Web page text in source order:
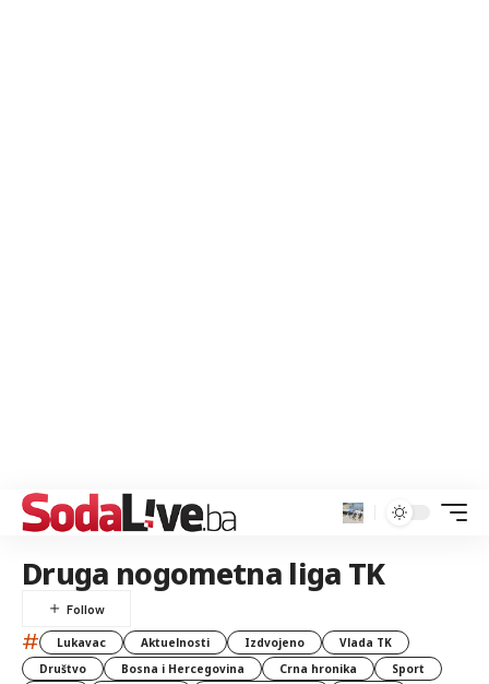
Druga nogometna liga TK
# Lukavac Aktuelnosti Izdvojeno
Vlada TK
Društvo
Bosna i Hercegovina Crna hronika
Sport